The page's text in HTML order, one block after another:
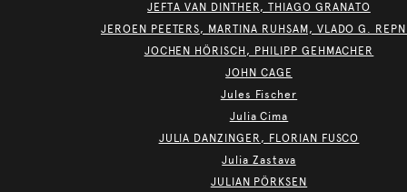
JEFTA VAN DINTHER, THIAGO GRANATO
JEROEN PEETERS, MARTINA RUHSAM, VLADO G.
JOCHEN HÖRISCH, PHILIPP GEHMACHER
JOHN CAGE
Jules Fischer
Julia Cima
JULIA DANZINGER, FLORIAN FUSCO
Julia Zastava
JULIAN PÖRKSEN